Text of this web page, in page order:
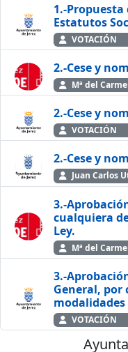
1.-
Estatutos
VOTACIÓN
2.-Cese y
Mª del
2.-Cese y
VOTACIÓN
2.-Cese y
Juan Carlos
3.-
cualquiera
Ley.
Mª del
3.-
General, por
modalidades
VOTACIÓN